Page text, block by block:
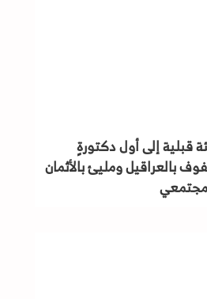
قبلية إلى أول دكتورةٍ
بالعراقيل ومليئ بالأثمان